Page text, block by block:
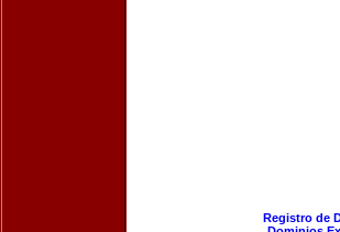
Registro de